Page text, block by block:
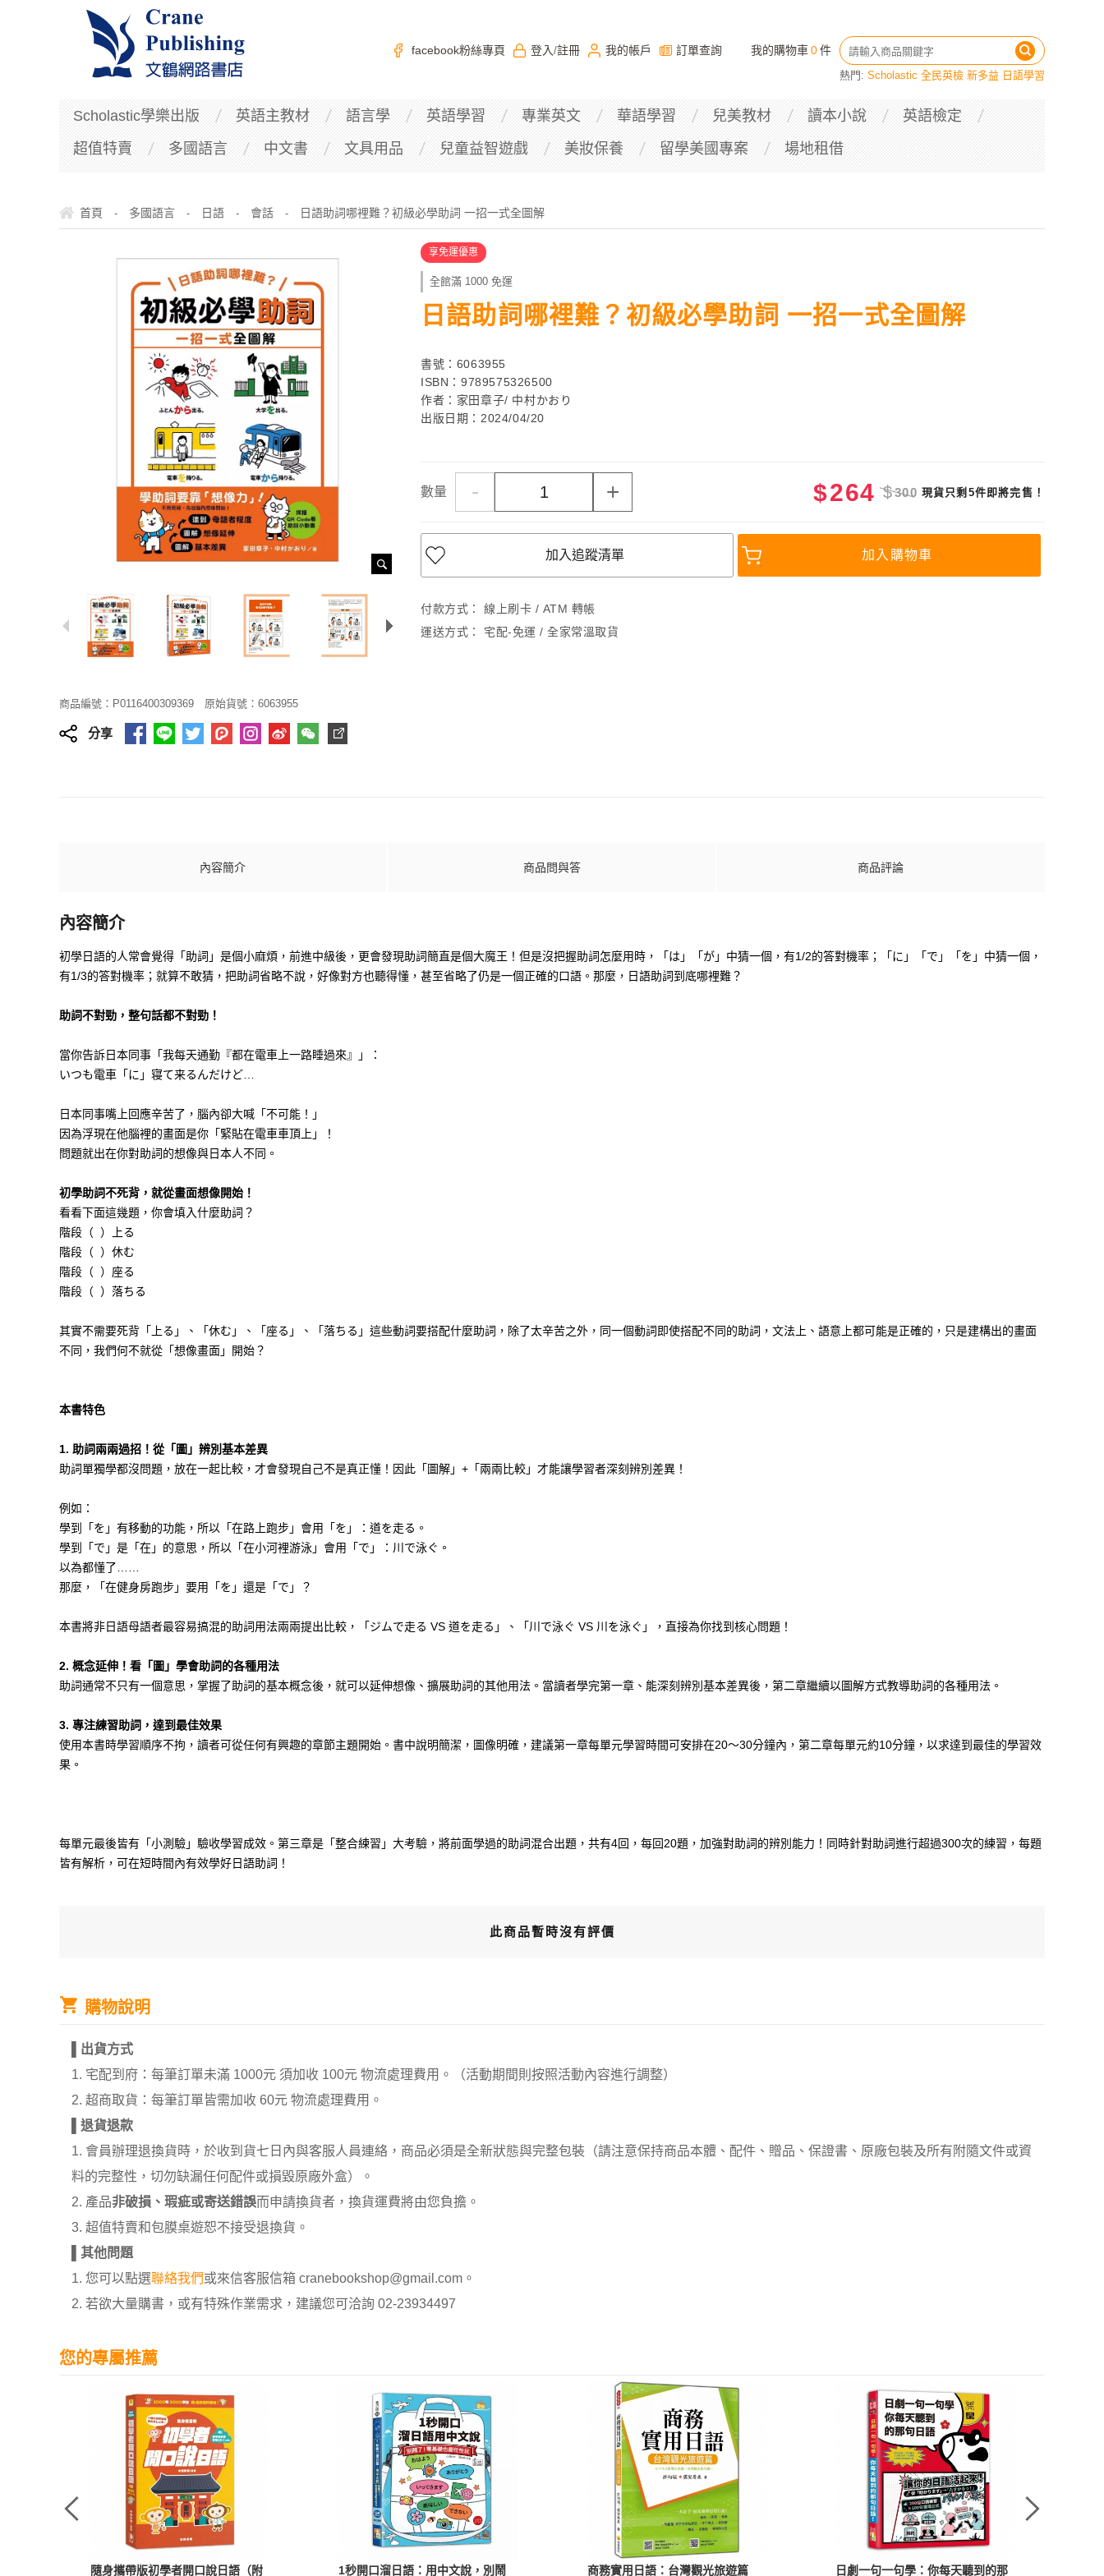
facebook粉絲專頁 登入 /註冊 我的帳戶 訂單查詢 我的購物車 0件
熱門: Scholastic 全民英檢 新多益 日語學習
Scholastic學樂出版 英語主教材 語言學 英語學習 專業英文 華語學習 兒美教材 讀本小說
英語檢定
超值特賣
多國語言 中文書 文具用品 兒童益智遊戲 美妝保養 留學美國專案 場地租借
首頁 - 多國語言 - 日語 - 會話 - 日語助詞哪裡難？初級必學助詞 一招一式全圖解
商品編號：P0116400309369 原始貨號：6063955
分享
享免運優惠
全館滿 1000 免運
日語助詞哪裡難？初級必學助詞 一招一式全圖解
書號：6063955
ISBN：9789575326500
作者：家田章子/ 中村かおり
出版日期：2024/04/20
數量 - + $264 $300 現貨只剩5件即將完售！
加入追蹤清單 加入購物車
付款方式：
線上刷卡 / ATM 轉帳
運送方式：
宅配-免運 / 全家常溫取貨
內容簡介 商品問與答 商品評論
內容簡介
初學日語的人常會覺得「助詞」是個小麻煩，前進中級後，更會發現助詞簡直是個大魔王！但是沒把握助詞怎麼用時，「は」「が」中猜一個，有1/2的答對機率；「に」「で」「を」中猜一個，
有1/3的答對機率；就算不敢猜，把助詞省略不說，好像對方也聽得懂，甚至省略了仍是一個正確的口語。那麼，日語助詞到底哪裡難？
助詞不對勁，整句話都不對勁！
當你告訴日本同事「我每天通勤『都在電車上一路睡過來』」：
いつも電車「に」寝て来るんだけど…
日本同事嘴上回應辛苦了，腦內卻大喊「不可能！」
因為浮現在他腦裡的畫面是你「緊貼在電車車頂上」！
問題就出在你對助詞的想像與日本人不同。
初學助詞不死背，就從畫面想像開始！
看看下面這幾題，你會填入什麼助詞？
階段（ ）上る
階段（ ）休む
階段（ ）座る
階段（ ）落ちる
其實不需要死背「上る」、「休む」、「座る」、「落ちる」這些動詞要搭配什麼助詞，除了太辛苦之外，同一個動詞即使搭配不同的助詞，文法上、語意上都可能是正確的，只是建構出的畫面
不同，我們何不就從「想像畫面」開始？
本書特色
1. 助詞兩兩過招！從「圖」辨別基本差異
助詞單獨學都沒問題，放在一起比較，才會發現自己不是真正懂！因此「圖解」+「兩兩比較」才能讓學習者深刻辨別差異！
例如：
學到「を」有移動的功能，所以「在路上跑步」會用「を」：道を走る。
學到「で」是「在」的意思，所以「在小河裡游泳」會用「で」：川で泳ぐ。
以為都懂了……
那麼，「在健身房跑步」要用「を」還是「で」？
本書將非日語母語者最容易搞混的助詞用法兩兩提出比較，「ジムで走る VS 道を走る」、「川で泳ぐ VS 川を泳ぐ」，直接為你找到核心問題！
2. 概念延伸！看「圖」學會助詞的各種用法
助詞通常不只有一個意思，掌握了助詞的基本概念後，就可以延伸想像、擴展助詞的其他用法。當讀者學完第一章、能深刻辨別基本差異後，第二章繼續以圖解方式教導助詞的各種用法。
3. 專注練習助詞，達到最佳效果
使用本書時學習順序不拘，讀者可從任何有興趣的章節主題開始。書中說明簡潔，圖像明確，建議第一章每單元學習時間可安排在20～30分鐘內，第二章每單元約10分鐘，以求達到最佳的學習效
果。
每單元最後皆有「小測驗」驗收學習成效。第三章是「整合練習」大考驗，將前面學過的助詞混合出題，共有4回，每回20題，加強對助詞的辨別能力！同時針對助詞進行超過300次的練習，每題
皆有解析，可在短時間內有效學好日語助詞！
此商品暫時沒有評價
購物說明
出貨方式
1. 宅配到府：每筆訂單未滿 1000元 須加收 100元 物流處理費用。（活動期間則按照活動內容進行調整）
2. 超商取貨：每筆訂單皆需加收 60元 物流處理費用。
退貨退款
1. 會員辦理退換貨時，於收到貨七日內與客服人員連絡，商品必須是全新狀態與完整包裝（請注意保持商品本體、配件、贈品、保證書、原廠包裝及所有附隨文件或資
料的完整性，切勿缺漏任何配件或損毀原廠外盒）。
2. 產品非破損、瑕疵或寄送錯誤而申請換貨者，換貨運費將由您負擔。
3. 超值特賣和包膜桌遊恕不接受退換貨。
其他問題
1. 您可以點選聯絡我們或來信客服信箱 cranebookshop@gmail.com。
2. 若欲大量購書，或有特殊作業需求，建議您可洽詢 02-23934497
您的專屬推薦
隨身攜帶版初學者開口說日語（附 1秒開口溜日語：用中文說，別鬧 商務實用日語：台灣觀光旅遊篇 日劇一句一句學：你每天聽到的那